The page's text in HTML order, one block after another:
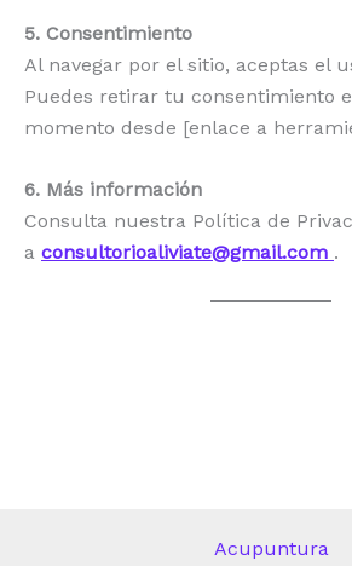
5. Consentimiento
Al navegar por el sitio, aceptas el
Puedes retirar tu consentimiento
momento desde [enlace a
6. Más información
Consulta nuestra Política de
a consultorioaliviate@gmail.com .
Acupuntura